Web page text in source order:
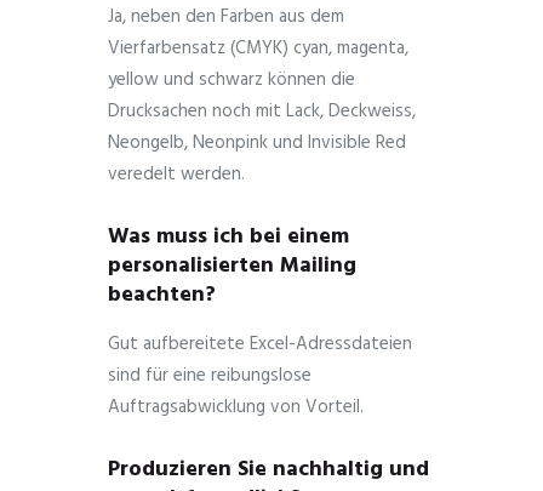
Ja, neben den Farben aus dem
Vierfarbensatz (CMYK) cyan, magenta,
yellow und schwarz können die
Drucksachen noch mit Lack, Deckweiss,
Neongelb, Neonpink und Invisible Red
veredelt werden.
Was muss ich bei einem
personalisierten Mailing
beachten?
Gut aufbereitete Excel-Adressdateien
sind für eine reibungslose
Auftragsabwicklung von Vorteil.
Produzieren Sie nachhaltig und